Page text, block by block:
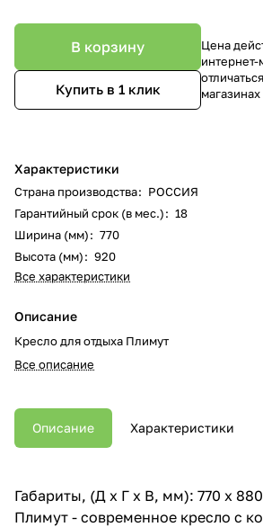
В корзину
Купить в 1 клик
Характеристики
Страна производства: РОССИЯ
Гарантийный срок (в мес.): 18
Ширина (мм): 770
Высота (мм): 920
Все характеристики
Описание
Кресло для отдыха Плимут
Все описание
Цена
магазинах
Описание Характеристики
Габариты, (Д x Г х В, мм): 770 x
Плимут - современное кресло с